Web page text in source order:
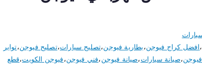
،افضل كراج فيوجن،بطارية فيوجن،تصليح سيارات،تصليح فيوجن،تواير
،صيانة سيارات،صيانة فيوجن،فني فيوجن،فيوجن الكويت،قطع